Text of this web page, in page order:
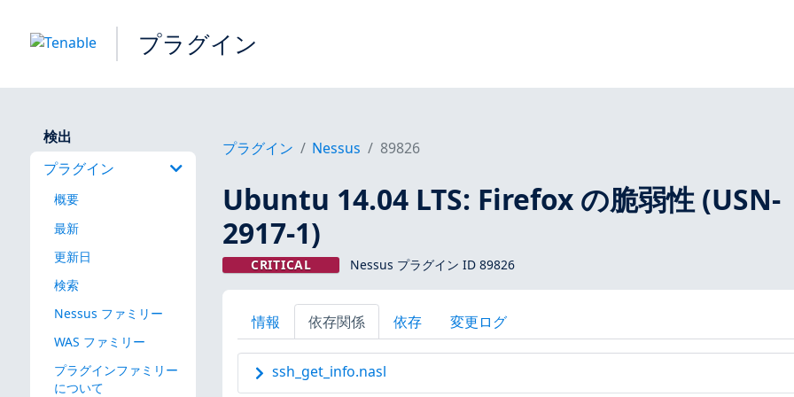
プラグイン
検出
プラグイン
概要
最新
更新日
検索
Nessus ファミリー
WAS ファミリー
プラグインファミリー
について
プラグイン Nessus 89826
Ubuntu 14.04 LTS: Firefox の脆弱性 (USN-
2917-1)
CRITICAL Nessus プラグイン ID 89826
情報 依存関係 依存 変更ログ
ssh_get_info.nasl